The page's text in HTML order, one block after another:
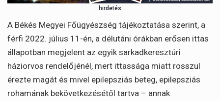
hirdetés
A Békés Megyei Főügyészség tájékoztatása szerint, a
férfi 2022. július 11-én, a délutáni órákban erősen ittas
állapotban megjelent az egyik sarkadkeresztúri
háziorvos rendelőjénél, mert ittassága miatt rosszul
érezte magát és mivel epilepsziás beteg, epilepsziás
rohamának bekövetkezésétől tartva – annak